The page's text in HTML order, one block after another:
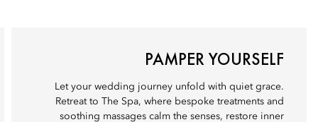
PAMPER YOURSELF
Let your wedding journey unfold with quiet grace.
Retreat to The Spa, where bespoke treatments and
soothing massages calm the senses, restore inner